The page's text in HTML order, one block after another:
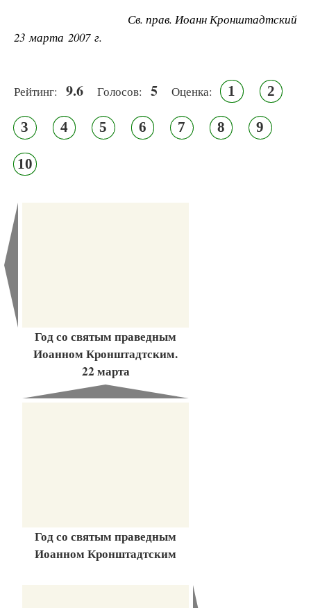
Св. прав. Иоанн Кронштадтский
23 марта 2007 г.
Рейтинг: 9.6 Голосов: 5 Оценка: 1 2
3 4 5 6 7 8 9
10
Год со святым праведным
Иоанном Кронштадтским.
22 марта
Год со святым праведным
Иоанном Кронштадтским